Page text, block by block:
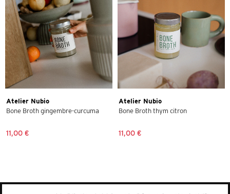
Atelier Nubio
Bone Broth gingembre-curcuma
11,00 €
Atelier Nubio
Bone Broth thym citron
11,00 €